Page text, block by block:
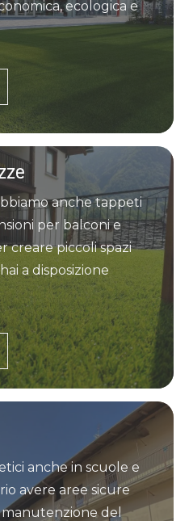
ecologica e
anche tappeti
per balconi e
creare piccoli spazi
a disposizione
anche in scuole e
avere aree sicure
manutenzione del